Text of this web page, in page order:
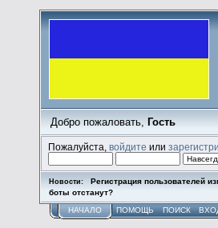
Добро пожаловать, Гость
Пожалуйста,войдите или
Новости:
Регистрация пользователей
боты отстанут?
НАЧАЛО ПОМОЩЬ ПОИСК